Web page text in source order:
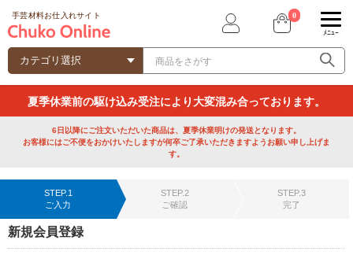
手芸材料お仕入れサイト 0
ﾒﾆｭｰ
夏季休業前の駆け込み受注により大変混み合っております。
6日以降にご注文いただいた商品は、夏季休業明けの発送となります。
お客様にはご不便をおかけいたしますが何卒ご了承いただきますようお願い申し上げま
す。
STEP.1
ご入力
STEP.2
ご確認
STEP.3
完了
新規会員登録